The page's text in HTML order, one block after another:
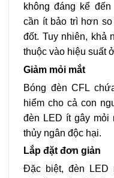
không đáng kể
cần ít bảo trì hơn
đốt. Tuy nhiên, khả
thuộc vào hiệu suất
Giảm mỏi mắt
Bóng đèn CFL
hiểm cho cả con
đèn LED ít gây mỏi
thủy ngân độc hại.
Lắp đặt đơn giản
Đặc biệt, đèn LED